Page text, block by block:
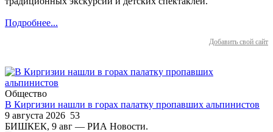
Подробнее...
Добавить свой сайт
Общество
В Киргизии нашли в горах палатку пропавших альпинистов
9 августа 2026 53
БИШКЕК, 9 авг — РИА Новости.